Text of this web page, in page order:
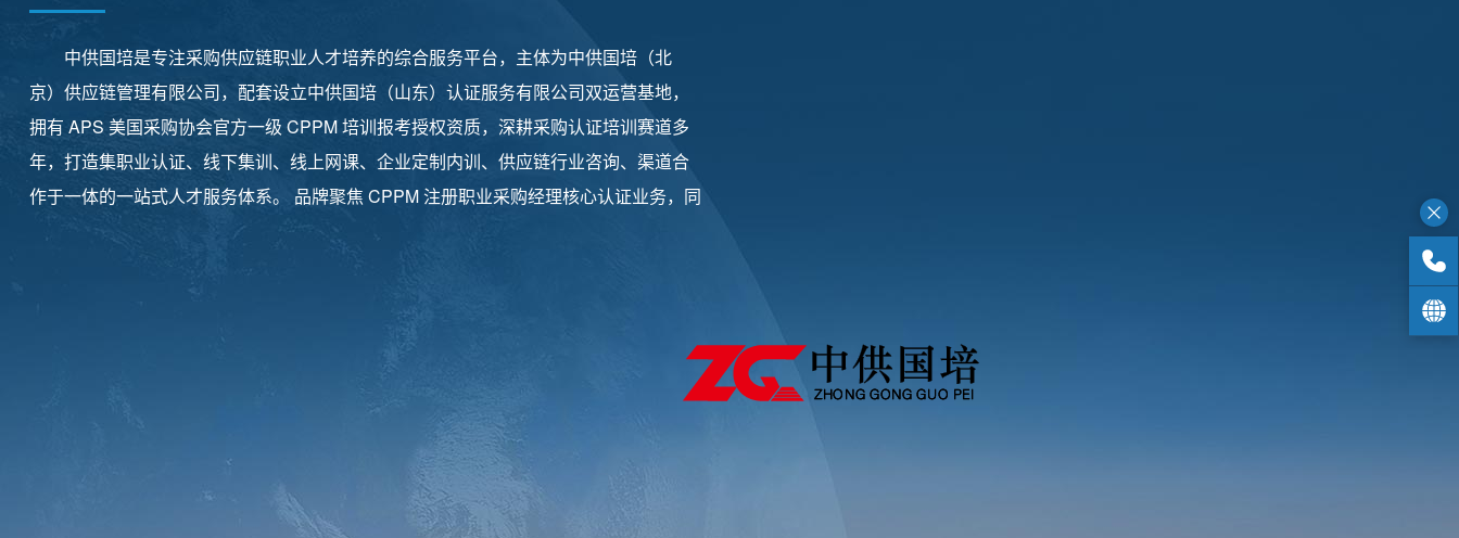
中供国培是专注采购供应链职业人才培养的综合服务平台，主体为中供国培（北
京）供应链管理有限公司，配套设立中供国培（山东）认证服务有限公司双运营基地，
拥有 APS 美国采购协会官方一级 CPPM 培训报考授权资质，深耕采购认证培训赛道多
年，打造集职业认证、线下集训、线上网课、企业定制内训、供应链行业咨询、渠道合
作于一体的一站式人才服务体系。 品牌聚焦 CPPM 注册职业采购经理核心认证业务，同
步覆盖采购工程师、供应链职业经理人分层培训，面向全国制造、外贸、新能源、国
企、工程、跨境电商行业采购从业者与企业提供标准化考培服务，现已在北京、上海、
青岛、杭州、宁波设立常态化线下教学统考点，累计服务数千名采...